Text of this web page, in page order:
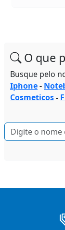
O que
Busque pelo
Iphone-
Cosmeticos-